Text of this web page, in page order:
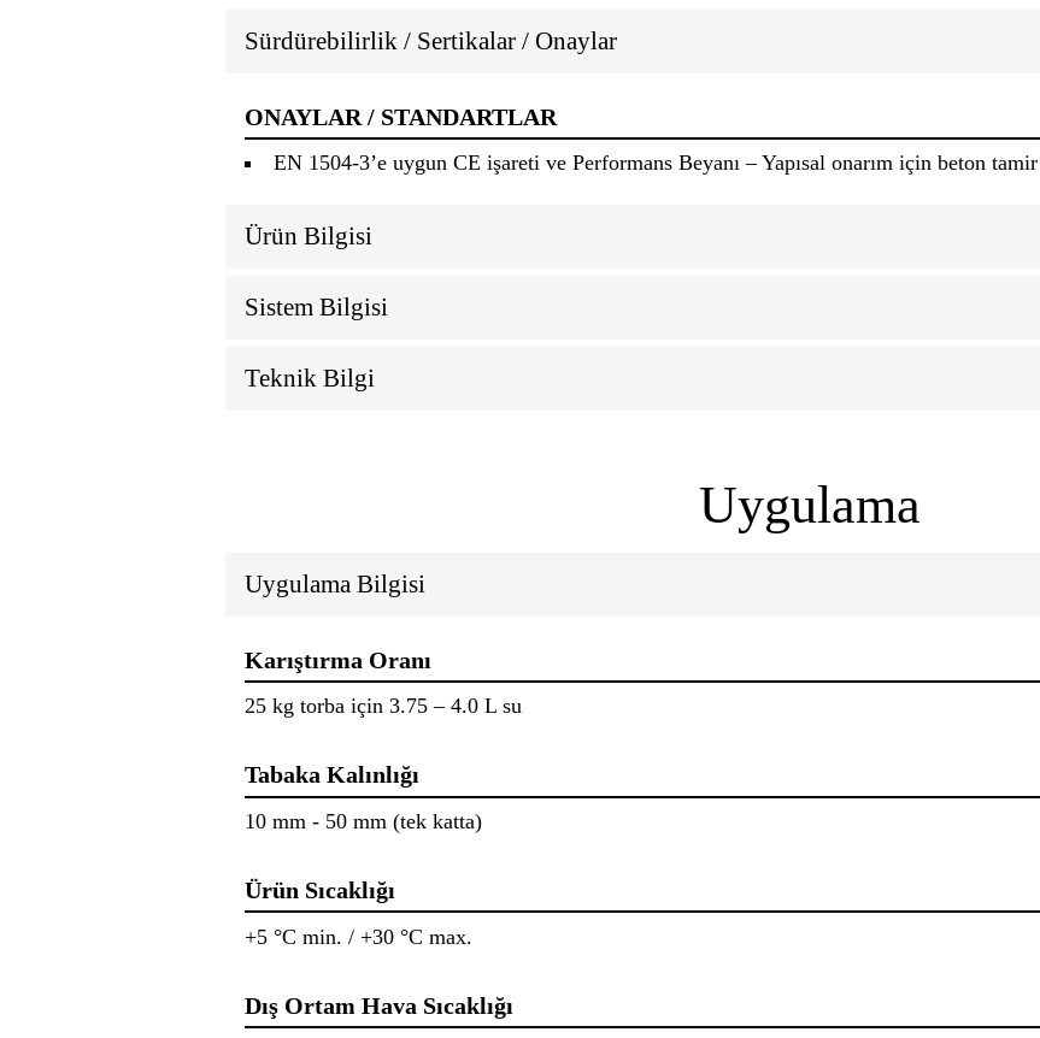
Sürdürebilirlik / Sertikalar / Onaylar
ONAYLAR / STANDARTLAR
EN 1504-3’e uygun CE işareti ve Performans Beyanı – Yapısal onarım için beton
Ürün Bilgisi
Sistem Bilgisi
Teknik Bilgi
Uygulama
Uygulama Bilgisi
Karıştırma Oranı
25 kg torba için 3.75 – 4.0 L su
Tabaka Kalınlığı
10 mm - 50 mm (tek katta)
Ürün Sıcaklığı
+5 °C min. / +30 °C max.
Dış Ortam Hava Sıcaklığı